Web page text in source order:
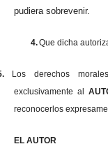
pudiera sobrevenir.
4.Que dicha
Los derechos
exclusivamente al
reconocerlos
EL AUTOR